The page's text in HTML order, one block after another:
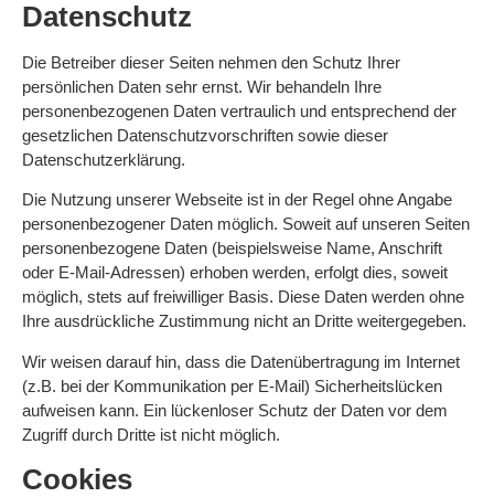
Datenschutz
Die Betreiber dieser Seiten nehmen den Schutz Ihrer
persönlichen Daten sehr ernst. Wir behandeln Ihre
personenbezogenen Daten vertraulich und entsprechend der
gesetzlichen Datenschutzvorschriften sowie dieser
Datenschutzerklärung.
Die Nutzung unserer Webseite ist in der Regel ohne Angabe
personenbezogener Daten möglich. Soweit auf unseren Seiten
personenbezogene Daten (beispielsweise Name, Anschrift
oder E-Mail-Adressen) erhoben werden, erfolgt dies, soweit
möglich, stets auf freiwilliger Basis. Diese Daten werden ohne
Ihre ausdrückliche Zustimmung nicht an Dritte weitergegeben.
Wir weisen darauf hin, dass die Datenübertragung im Internet
(z.B. bei der Kommunikation per E-Mail) Sicherheitslücken
aufweisen kann. Ein lückenloser Schutz der Daten vor dem
Zugriff durch Dritte ist nicht möglich.
Cookies